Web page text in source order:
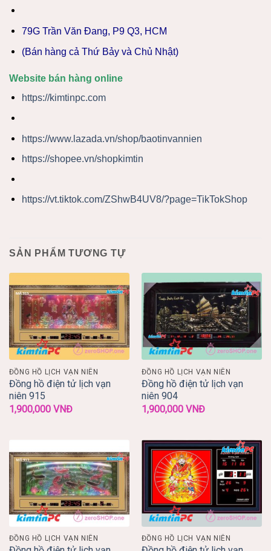
79G Trần Văn Đang, P9 Q3, HCM
(Bán hàng cả Thứ Bảy và Chủ Nhật)
Website bán hàng online
https://kimtinpc.com
https://www.lazada.vn/shop/baotinvannien
https://shopee.vn/shopkimtin
https://vt.tiktok.com/ZShwB4UV8/?page=TikTokShop
SẢN PHẨM TƯƠNG TỰ
ĐỒNG HỒ LỊCH VẠN NIÊN
Đồng hồ điện tử lịch vạn
niên 915
1,900,000 VNĐ
ĐỒNG HỒ LỊCH VẠN NIÊN
Đồng hồ điện tử lịch vạn
niên 904
1,900,000 VNĐ
ĐỒNG HỒ LỊCH VẠN NIÊN ĐỒNG HỒ LỊCH VẠN NIÊN